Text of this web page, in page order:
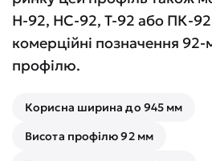
Н-92, НС-92, Т-92 або ПК-92
комерційні позначення
профілю.
Корисна ширина до 945 мм
Висота профілю 92 мм